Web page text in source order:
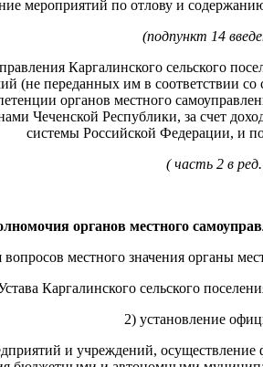
мероприятий по отлову и
(подпункт 14
Каргалинского сельского
(не переданных им в соответствии
органов местного
Чеченской Республики, за счет
системы Российской Федерации, и
( часть 2 в
органов местного
местного значения органы
Каргалинского сельского
2) установление
и учреждений,